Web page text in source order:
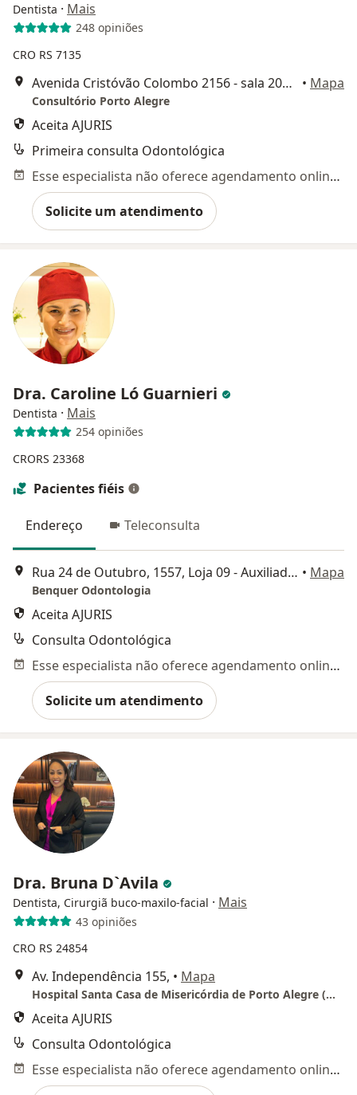
Dentista · Mais
248 opiniões
CRO RS 7135
Avenida Cristóvão Colombo 2156 - sala 204, Porto Alegre • Mapa
Consultório Porto Alegre
Aceita AJURIS
Primeira consulta Odontológica
Esse especialista não oferece agendamento online para esse endereço.
Solicite um atendimento
Dra. Caroline Ló Guarnieri
Dentista · Mais
254 opiniões
CRORS 23368
Pacientes fiéis
Endereço Teleconsulta
Rua 24 de Outubro, 1557, Loja 09 - Auxiliadora, Porto Alegre • Mapa
Benquer Odontologia
Aceita AJURIS
Consulta Odontológica
Esse especialista não oferece agendamento online para esse endereço.
Solicite um atendimento
Dra. Bruna D`Avila
Dentista, Cirurgiã buco-maxilo-facial · Mais
43 opiniões
CRO RS 24854
Av. Independência 155, • Mapa
Hospital Santa Casa de Misericórdia de Porto Alegre (mezanino Hospital Santa Rita)
Aceita AJURIS
Consulta Odontológica
Esse especialista não oferece agendamento online para esse endereço.